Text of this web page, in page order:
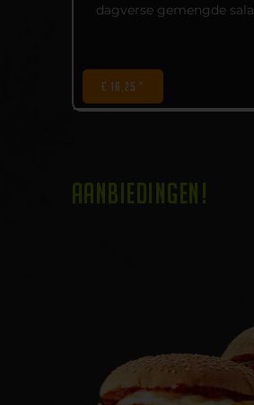
dagverse gemengde
€ 16,25 *
AANBIEDINGEN!